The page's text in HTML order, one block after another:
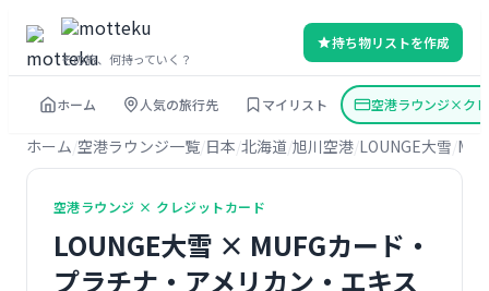
その旅、何持っていく？
持ち物リストを作成
ホーム 人気の旅行先 マイリスト 空港ラウンジ×ク
ホーム 空港ラウンジ一覧 日本 北海道 旭川空港 LOUNGE大雪
空港ラウンジ × クレジットカード
LOUNGE大雪 × MUFGカード・
プラチナ・アメリカン・エキス